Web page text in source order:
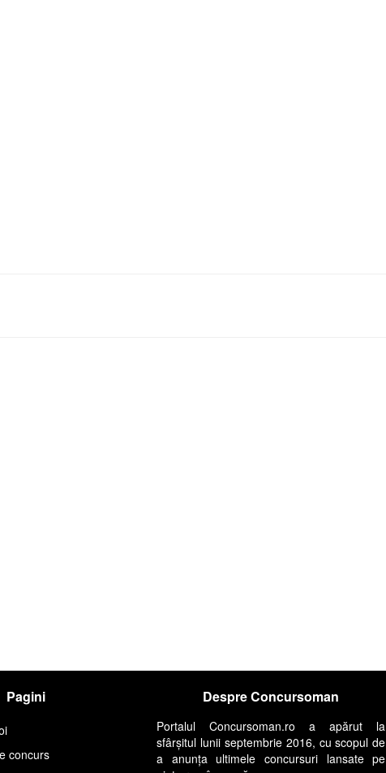
Pagini
concurs
Despre Concursoman
Portalul Concursoman.ro a apărut la
sfârșitul lunii septembrie 2016, cu scopul de
a anunța ultimele concursuri lansate pe